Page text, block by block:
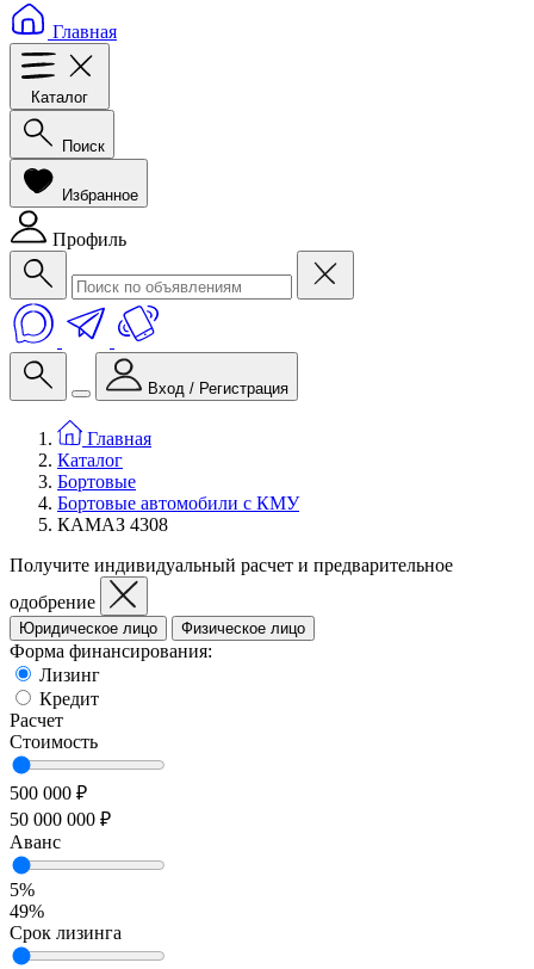
Главная
Каталог
Поиск
Избранное
Профиль
Вход / Регистрация
Главная
Каталог
Бортовые
Бортовые автомобили с КМУ
КАМАЗ 4308
Получите индивидуальный расчет и предварительное
одобрение
Юридическое лицо Физическое лицо
Форма финансирования:
Лизинг
Кредит
Расчет
Стоимость
500 000 ₽
50 000 000 ₽
Аванс
5%
49%
Срок лизинга